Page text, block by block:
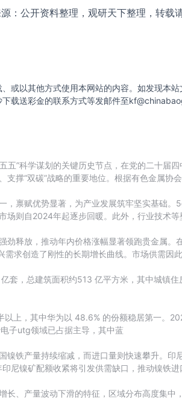
公开资料整理，观研天下整理，转载请
或以其他方式使用本网站的内容。如发现本
载送彩金的联系方式等发邮件至
五”科学谋划的关键历史节点，在党的二十届四
撑“双碳”战略的重要地位。根据有色金属协
，禀赋优势显著，为产业发展筑牢坚实基础。
场则自2024年起逐步回暖。此外，行业技术
释放，推动年内价格涨幅显著领跑贵金属。
求创造了刚性的长期增长曲线。市场供需因
套，总建筑面积约513 亿平方米，其中城镇
上，其中华为以 48.6% 的份额稳居第一。
子utg领域已占据主导，其中蓝
铁产量持续缩减，而进口量则快速攀升。印
尼镍矿配额收紧将引发供需缺口，推动镍铁
、产量波动下滑的特征，区域分布高度集中